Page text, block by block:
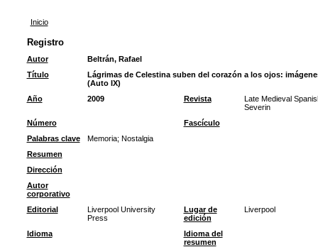
Inicio
Registro
Autor
Beltrán, Rafael
Título
Lágrimas de Celestina suben del corazón a los ojos:
(Auto IX)
Año
2009 Revista
Late Medieval
Severin
Número
Fascículo
Palabras clave
Memoria; Nostalgia
Resumen
Dirección
Autor
corporativo
Editorial
Liverpool University
Press
Lugar de
edición
Liverpool
Idioma
Idioma del
resumen